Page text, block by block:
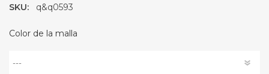
SKU: q&q0593
Color de la malla